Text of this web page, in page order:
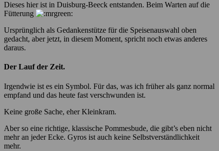
Dieses hier ist in Duisburg-Beeck entstanden. Beim Warten auf die
Fütterung
Ursprünglich als Gedankenstütze für die Speisenauswahl oben
gedacht, aber jetzt, in diesem Moment, spricht noch etwas anderes
daraus.
Der Lauf der Zeit.
Irgendwie ist es ein Symbol. Für das, was ich früher als ganz normal
empfand und das heute fast verschwunden ist.
Keine große Sache, eher Kleinkram.
Aber so eine richtige, klassische Pommesbude, die gibt’s eben nicht
mehr an jeder Ecke. Gyros ist auch keine Selbstverständlichkeit
mehr.